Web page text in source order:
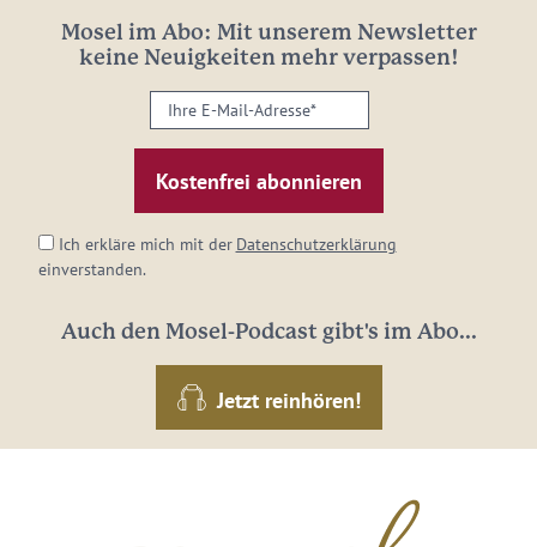
Mosel im Abo: Mit unserem Newsletter
keine Neuigkeiten mehr verpassen!
Ihre
E-
Mail-
Adresse:
Ich erkläre mich mit der Datenschutzerklärung
einverstanden.
Auch den Mosel-Podcast gibt's im Abo...
Jetzt reinhören!